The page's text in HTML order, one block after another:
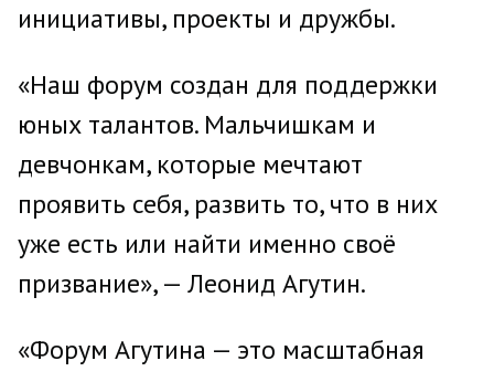
инициативы, проекты и дружбы.
«Наш форум создан для поддержки
юных талантов. Мальчишкам и
девчонкам, которые мечтают
проявить себя, развить то, что в них
уже есть или найти именно своё
призвание», — Леонид Агутин.
«Форум Агутина — это масштабная